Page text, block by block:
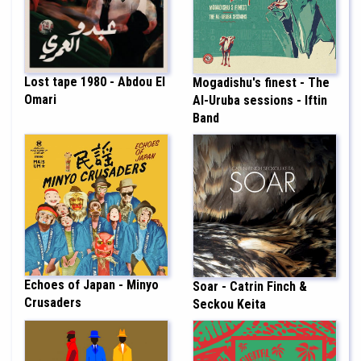
Lost tape 1980 - Abdou El
Omari
Mogadishu's finest - The
Al-Uruba sessions - Iftin
Band
Echoes of Japan - Minyo
Crusaders
Soar - Catrin Finch &
Seckou Keita